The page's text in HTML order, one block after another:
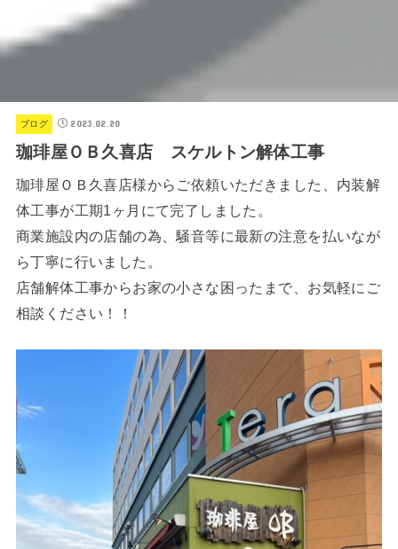
ブログ 2023.02.20
珈琲屋ＯＢ久喜店 スケルトン解体工事
珈琲屋ＯＢ久喜店様からご依頼いただきました、内装解
体工事が工期1ヶ月にて完了しました。
商業施設内の店舗の為、騒音等に最新の注意を払いなが
ら丁寧に行いました。
店舗解体工事からお家の小さな困ったまで、お気軽にご
相談ください！！